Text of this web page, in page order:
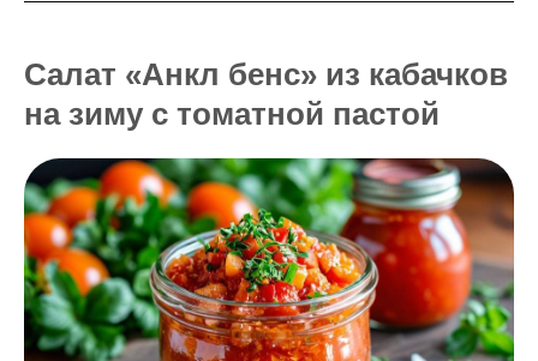
Салат «Анкл бенс» из кабачков
на зиму с томатной пастой